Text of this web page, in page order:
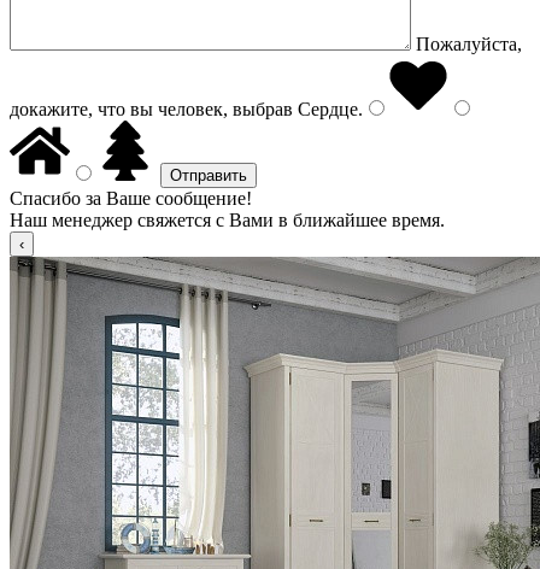
Пожалуйста,
докажите, что вы человек, выбрав Сердце.
Спасибо за Ваше сообщение!
Наш менеджер свяжется с Вами в ближайшее время.